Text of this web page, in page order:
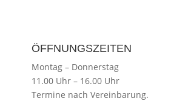
ÖFFNUNGSZEITEN
Montag –Donnerstag
11.00 Uhr –16.00 Uhr
Termine nach Vereinbarung.